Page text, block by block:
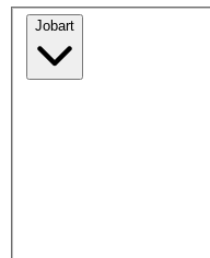
Jobart